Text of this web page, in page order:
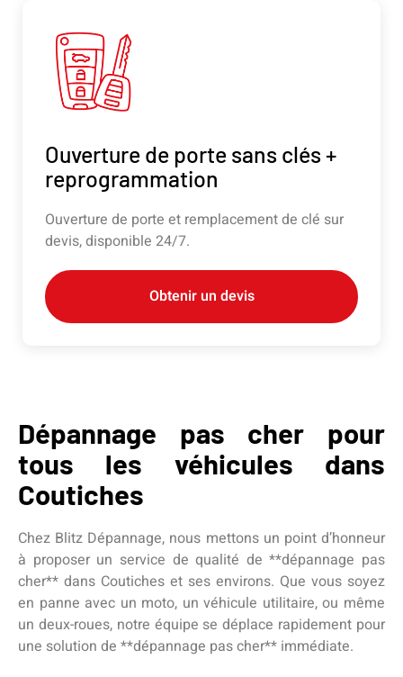
Ouverture de porte sans clés +
reprogrammation
Ouverture de porte et remplacement de clé sur
devis, disponible 24/7.
Obtenir un devis
Dépannage pas cher pour
tous les véhicules dans
Coutiches
Chez Blitz Dépannage, nous mettons un point d’honneur
à proposer un service de qualité de **dépannage pas
cher** dans Coutiches et ses environs. Que vous soyez
en panne avec un moto, un véhicule utilitaire, ou même
un deux-roues, notre équipe se déplace rapidement pour
une solution de **dépannage pas cher** immédiate.